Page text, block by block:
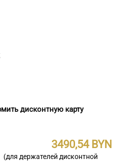
дисконтную карту
3490,54
(для держателей дисконтной